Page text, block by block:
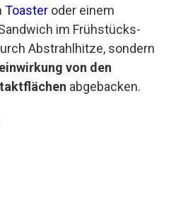
Toaster oder einem
im Frühstücks-
Abstrahlhitze, sondern
von den
abgebacken.